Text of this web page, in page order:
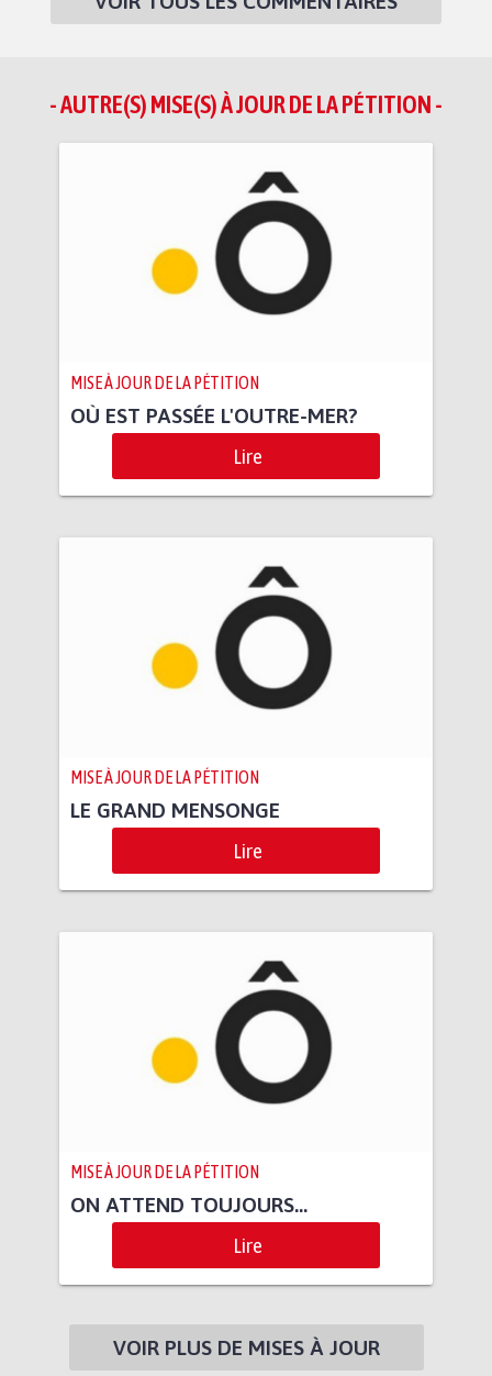
- AUTRE(S) MISE(S) À JOUR DE LA PÉTITION -
MISE À JOUR DE LA PÉTITION
OÙ EST PASSÉE L'OUTRE-MER?
Lire
MISE À JOUR DE LA PÉTITION
LE GRAND MENSONGE
Lire
MISE À JOUR DE LA PÉTITION
ON ATTEND TOUJOURS...
Lire
VOIR PLUS DE MISES À JOUR